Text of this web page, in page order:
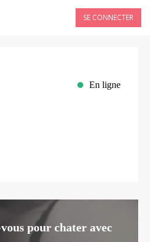
SE CONNECTER
En ligne
pour chater avec